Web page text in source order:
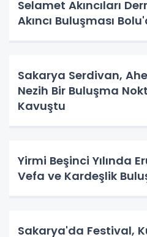
Selamet Akıncıları
Akıncı Buluşması
Sakarya Serdivan,
Nezih Bir Buluşma
Kavuştu
Yirmi Beşinci Yılında
Vefa ve Kardeşlik
Sakarya'da Festival,